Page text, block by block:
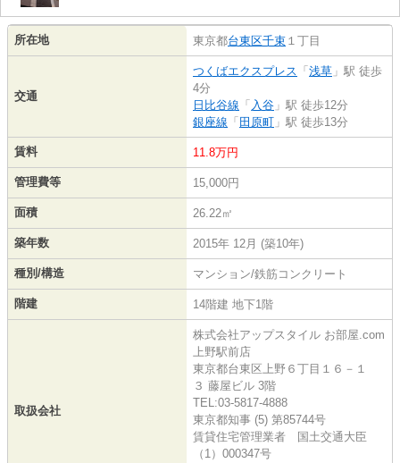
所在地 東京都台東区千束 １丁目
交通
つくばエクスプレス 「 浅草 」駅 徒歩
4分
日比谷線 「 入谷 」駅 徒歩12分
銀座線 「 田原町 」駅 徒歩13分
賃料 11.8万円
管理費等 15,000円
面積 26.22㎡
築年数 2015年 12月 (築10年)
種別/構造 マンション/鉄筋コンクリート
階建 14階建 地下1階
取扱会社
株式会社アップスタイル お部屋.com
上野駅前店
東京都台東区上野６丁目１６－１
３ 藤屋ビル 3階
TEL:03-5817-4888
東京都知事 (5) 第85744号
賃貸住宅管理業者 国土交通大臣
（1）000347号